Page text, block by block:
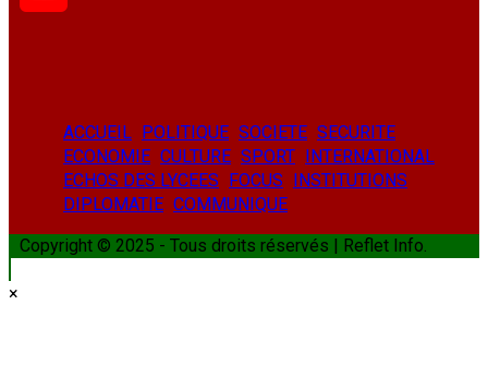
ACCUEIL POLITIQUE SOCIETE SECURITE
ECONOMIE CULTURE SPORT INTERNATIONAL
ECHOS DES LYCEES FOCUS INSTITUTIONS
DIPLOMATIE COMMUNIQUE
Copyright © 2025 - Tous droits réservés | Reflet Info.
×